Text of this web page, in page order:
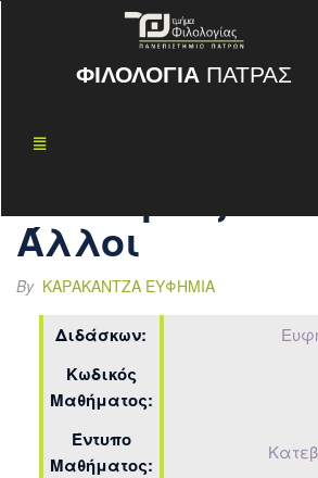
ΦΙΛΟΛΟΓΙΑ ΠΑΤΡΑΣ
15
Άλλοι
By ΚΑΡΑΚΆΝΤΖΑ ΕΥΦΗΜΊΑ
Διδάσκων:
Κωδικός
Μαθήματος:
Έντυπο
Μαθήματος: